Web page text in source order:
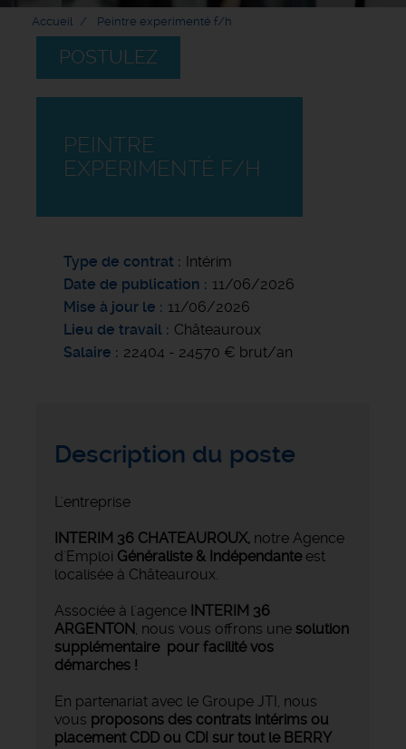
Accueil Peintre experimenté f/h
POSTULEZ
PEINTRE
EXPERIMENTÉ F/H
Type de contrat
Intérim
Date de publication
11/06/2026
Mise à jour le
11/06/2026
Lieu de travail
Châteauroux
Salaire
22404 - 24570 € brut/an
Description du poste
L'entreprise
INTERIM 36 CHATEAUROUX, notre Agence
d'Emploi Généraliste & Indépendante est
localisée à Châteauroux.
Associée à l'agence INTERIM 36
ARGENTON, nous vous offrons une solution
supplémentaire pour facilité vos
démarches !
En partenariat avec le Groupe JTI, nous
vous proposons des contrats intérims ou
placement CDD ou CDI sur tout le BERRY